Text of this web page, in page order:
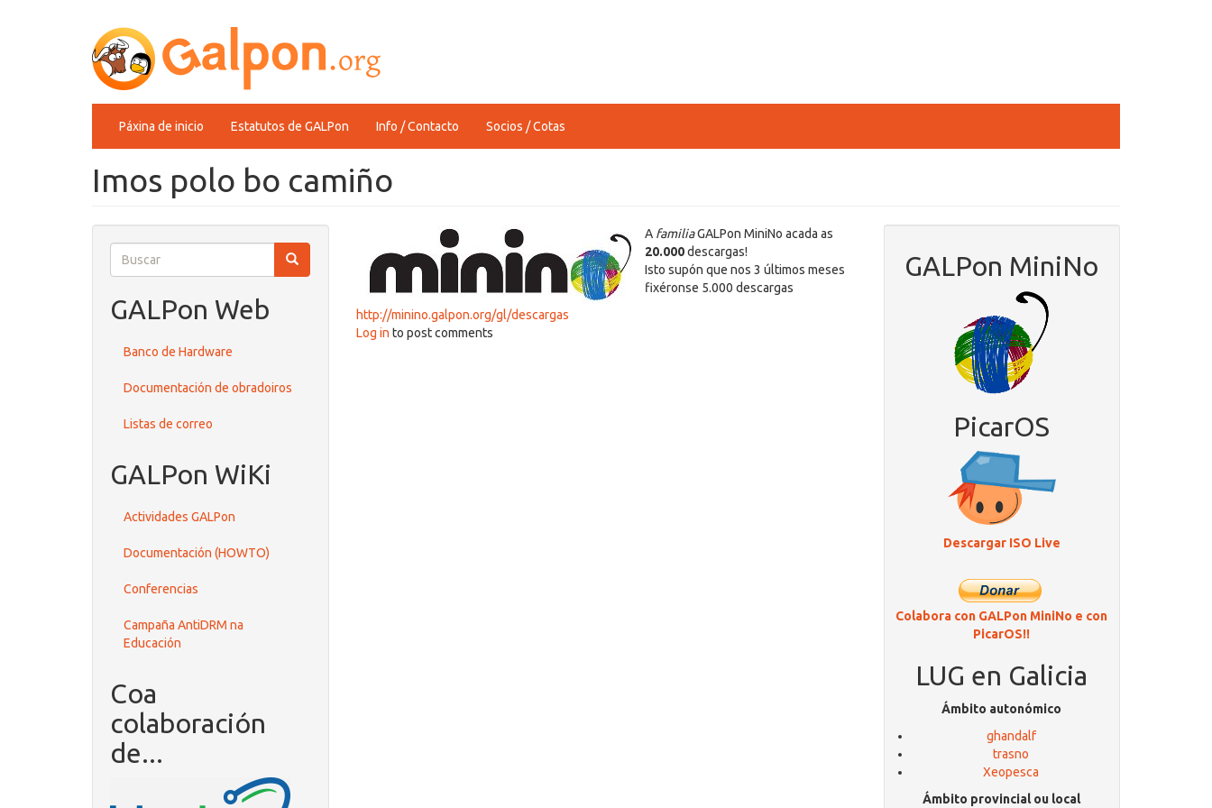
Main
navigation
Páxina de inicio Estatutos de GALPon Info / Contacto Socios / Cotas
Imos polo bo camiño
Buscar
Buscar
GALPon Web
Banco de Hardware
Documentación de obradoiros
Listas de correo
GALPon WiKi
Actividades GALPon
Documentación (HOWTO)
Conferencias
Campaña AntiDRM na
Educación
Coa
colaboración
de...
A familiaGALPon MiniNo acada as
20.000descargas!
Isto supón que nos 3 últimos meses
fixéronse 5.000 descargas
http://minino.galpon.org/gl/descargas
Log in to post comments
GALPon MiniNo
PicarOS
Descargar ISO Live
Colabora con GALPon MiniNo e con
PicarOS!!
LUG en Galicia
Ámbito autonómico
ghandalf
trasno
Xeopesca
Ámbito provincial ou local